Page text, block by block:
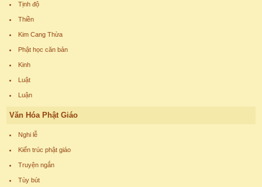
Tịnh độ
Thiền
Kim Cang Thừa
Phật học căn bản
Kinh
Luật
Luận
Văn Hóa Phật Giáo
Nghi lễ
Kiến trúc phật giáo
Truyện ngắn
Tùy bút